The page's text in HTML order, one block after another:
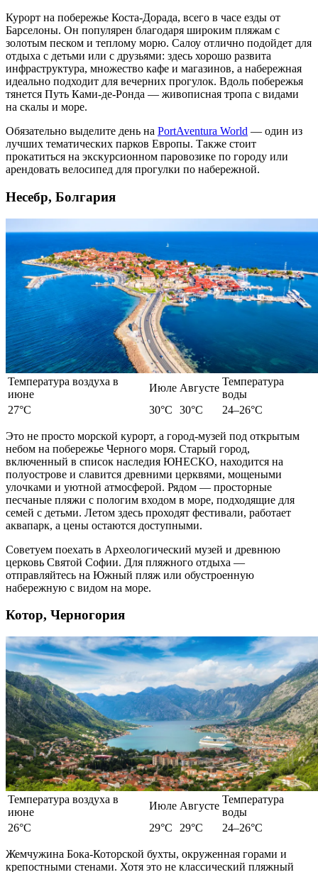
Курорт на побережье Коста-Дорада, всего в часе езды от
Барселоны. Он популярен благодаря широким пляжам с
золотым песком и теплому морю. Салоу отлично подойдет для
отдыха с детьми или с друзьями: здесь хорошо развита
инфраструктура, множество кафе и магазинов, а набережная
идеально подходит для вечерних прогулок. Вдоль побережья
тянется Путь Ками-де-Ронда — живописная тропа с видами
на скалы и море.
Обязательно выделите день на PortAventura World — один из
лучших тематических парков Европы. Также стоит
прокатиться на экскурсионном паровозике по городу или
арендовать велосипед для прогулки по набережной.
Несебр, Болгария
Температура воздуха в
июне
Июле Августе
Температура
воды
27°C
30°C 30°C 24–26°C
Это не просто морской курорт, а город-музей под открытым
небом на побережье Черного моря. Старый город,
включенный в список наследия ЮНЕСКО, находится на
полуострове и славится древними церквями, мощеными
улочками и уютной атмосферой. Рядом — просторные
песчаные пляжи с пологим входом в море, подходящие для
семей с детьми. Летом здесь проходят фестивали, работает
аквапарк, а цены остаются доступными.
Советуем поехать в Археологический музей и древнюю
церковь Святой Софии. Для пляжного отдыха —
отправляйтесь на Южный пляж или обустроенную
набережную с видом на море.
Котор, Черногория
Температура воздуха в
июне
Июле Августе
Температура
воды
26°C
29°C 29°C 24–26°C
Жемчужина Бока-Которской бухты, окруженная горами и
крепостными стенами. Хотя это не классический пляжный